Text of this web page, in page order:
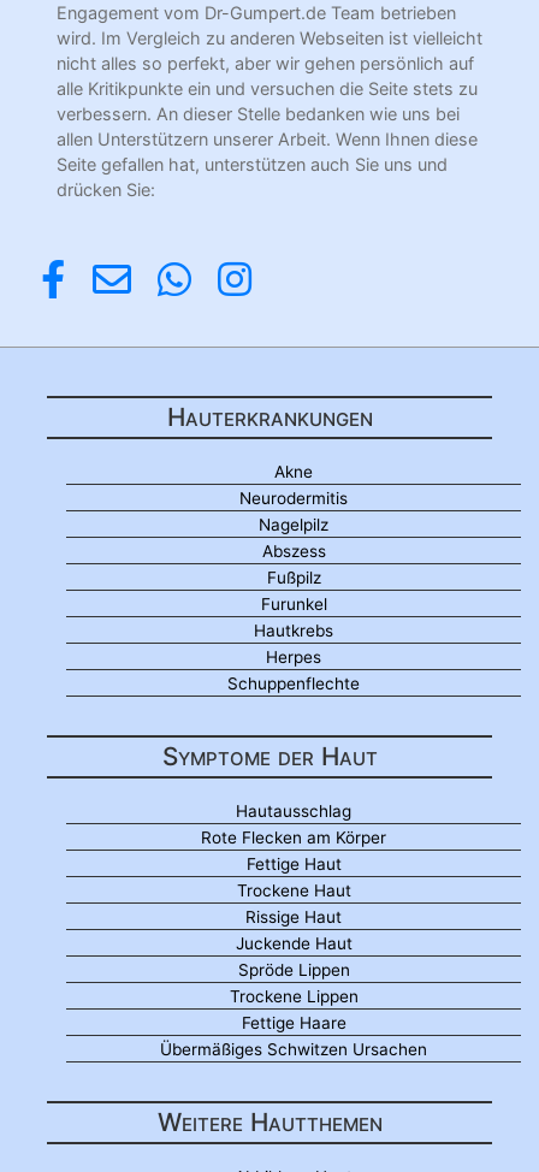
Engagement vom Dr-Gumpert.de Team betrieben
wird. Im Vergleich zu anderen Webseiten ist vielleicht
nicht alles so perfekt, aber wir gehen persönlich auf
alle Kritikpunkte ein und versuchen die Seite stets zu
verbessern. An dieser Stelle bedanken wie uns bei
allen Unterstützern unserer Arbeit. Wenn Ihnen diese
Seite gefallen hat, unterstützen auch Sie uns und
drücken Sie:
Hauterkrankungen
Akne
Neurodermitis
Nagelpilz
Abszess
Fußpilz
Furunkel
Hautkrebs
Herpes
Schuppenflechte
Symptome der Haut
Hautausschlag
Rote Flecken am Körper
Fettige Haut
Trockene Haut
Rissige Haut
Juckende Haut
Spröde Lippen
Trockene Lippen
Fettige Haare
Übermäßiges Schwitzen Ursachen
Weitere Hautthemen